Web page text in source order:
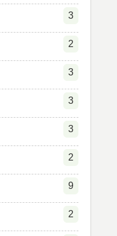
3
2
3
3
3
2
9
2